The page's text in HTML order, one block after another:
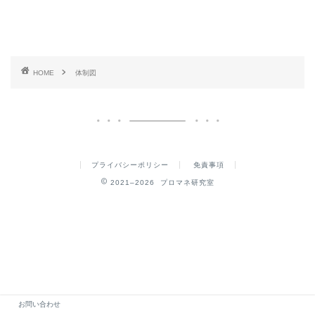
HOME 体制図
プライバシーポリシー 免責事項
2021–2026 プロマネ研究室
お問い合わせ